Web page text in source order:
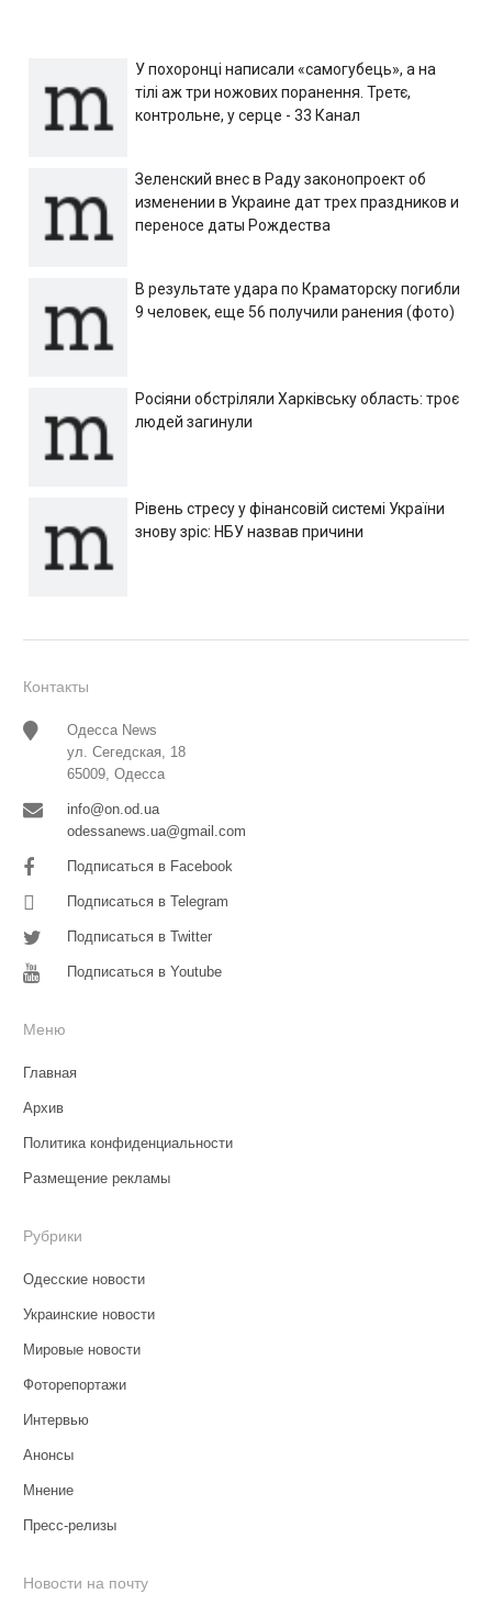
У похоронці написали «самогубець», а на
тілі аж три ножових поранення. Третє,
контрольне, у серце - 33 Канал
Зеленский внес в Раду законопроект об
изменении в Украине дат трех праздников и
переносе даты Рождества
В результате удара по Краматорску погибли
9 человек, еще 56 получили ранения (фото)
Росіяни обстріляли Харківську область: троє
людей загинули
Рівень стресу у фінансовій системі України
знову зріс: НБУ назвав причини
Контакты
Одесса News
ул. Сегедская, 18
65009, Одесса
info@on.od.ua
odessanews.ua@gmail.com
Подписаться в Facebook
Подписаться в Telegram
Подписаться в Twitter
Подписаться в Youtube
Меню
Главная
Архив
Политика конфиденциальности
Размещение рекламы
Рубрики
Одесские новости
Украинские новости
Мировые новости
Фоторепортажи
Интервью
Анонсы
Мнение
Пресс-релизы
Новости на почту